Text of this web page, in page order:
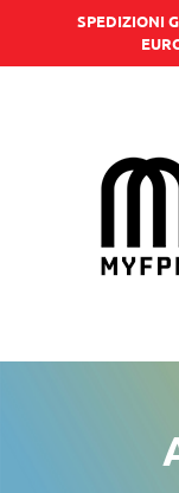
SPEDIZIONI